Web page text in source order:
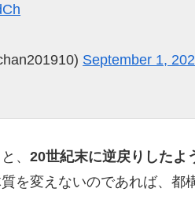
September 1,
、 20世紀末に逆戻りしたよ
を変えないのであれば、都